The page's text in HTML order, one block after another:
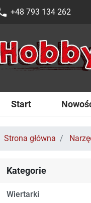
+48 793 134 262
Start
Strona główna
Kategorie
Wiertarki